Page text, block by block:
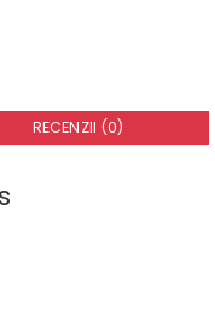
RECENZII (0)